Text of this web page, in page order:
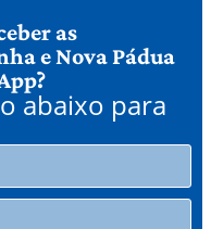
as
e Nova Pádua
abaixo para